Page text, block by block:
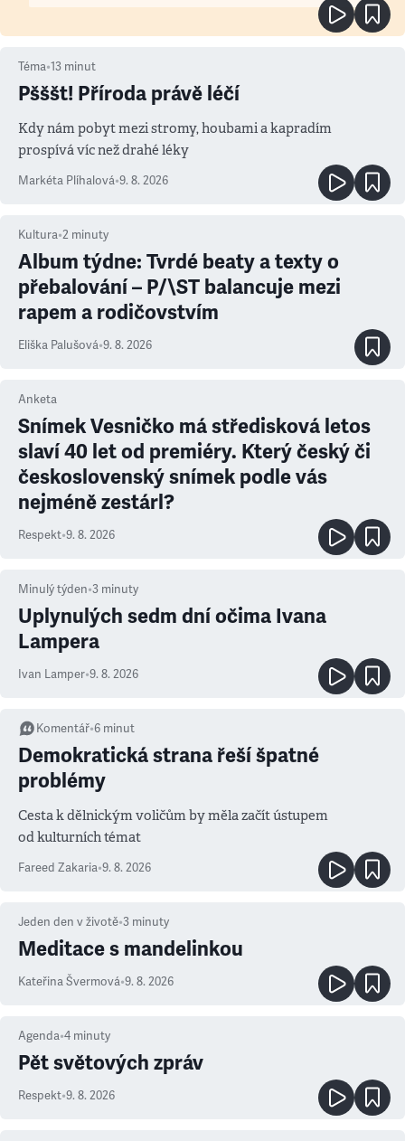
Téma•13 minut
Pšššt! Příroda právě léčí
Kdy nám pobyt mezi stromy, houbami a kapradím
prospívá víc než drahé léky
Markéta Plíhalová•9. 8. 2026
Kultura•2 minuty
Album týdne: Tvrdé beaty a texty o
přebalování – P/\ST balancuje mezi
rapem a rodičovstvím
Eliška Palušová•9. 8. 2026
Anketa
Snímek Vesničko má středisková letos
slaví 40 let od premiéry. Který český či
československý snímek podle vás
nejméně zestárl?
Respekt•9. 8. 2026
Minulý týden•3 minuty
Uplynulých sedm dní očima Ivana
Lampera
Ivan Lamper•9. 8. 2026
Komentář•6 minut
Demokratická strana řeší špatné
problémy
Cesta k dělnickým voličům by měla začít ústupem
od kulturních témat
Fareed Zakaria•9. 8. 2026
Jeden den v životě•3 minuty
Meditace s mandelinkou
Kateřina Švermová•9. 8. 2026
Agenda•4 minuty
Pět světových zpráv
Respekt•9. 8. 2026